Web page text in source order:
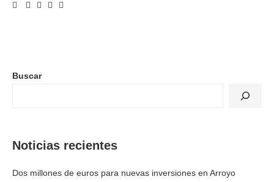
Buscar
Noticias recientes
Dos millones de euros para nuevas inversiones en Arroyo